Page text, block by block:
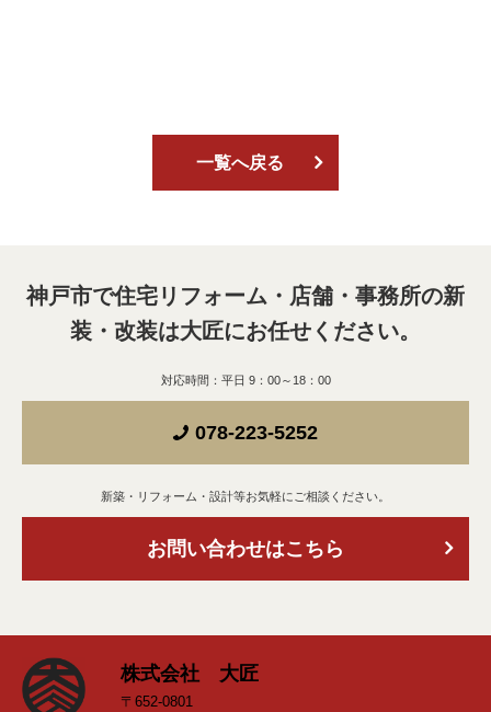
一覧へ戻る
神戸市で住宅リフォーム・店舗・事務所の新
装・改装は大匠にお任せください。
対応時間：平日 9：00～18：00
078-223-5252
新築・リフォーム・設計等お気軽にご相談ください。
お問い合わせはこちら
株式会社 大匠
〒652-0801